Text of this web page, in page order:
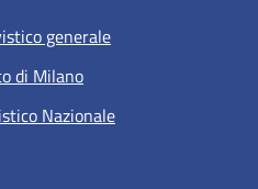
generale
di Milano
Nazionale